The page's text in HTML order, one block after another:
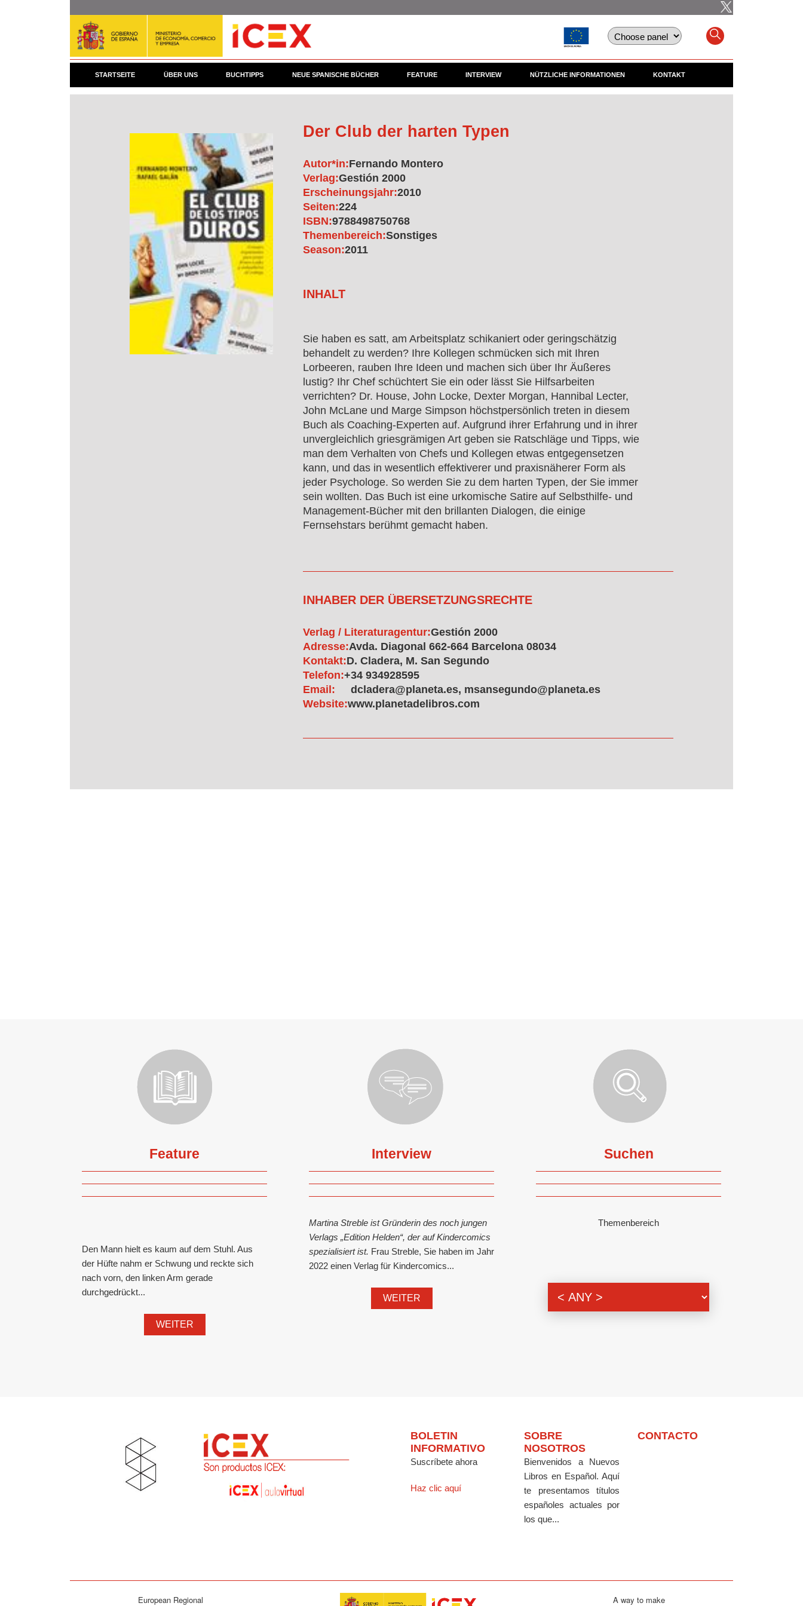
STARTSEITE ÜBER UNS BUCHTIPPS NEUE SPANISCHE BÜCHER FEATURE INTERVIEW NÜTZLICHE INFORMATIONEN KONTAKT
Der Club der harten Typen
Autor*in:Fernando Montero
Verlag:Gestión 2000
Erscheinungsjahr:2010
Seiten:224
ISBN:9788498750768
Themenbereich:Sonstiges
Season:2011
INHALT
Sie haben es satt, am Arbeitsplatz schikaniert oder geringschätzig
behandelt zu werden? Ihre Kollegen schmücken sich mit Ihren
Lorbeeren, rauben Ihre Ideen und machen sich über Ihr Äußeres
lustig? Ihr Chef schüchtert Sie ein oder lässt Sie Hilfsarbeiten
verrichten? Dr. House, John Locke, Dexter Morgan, Hannibal Lecter,
John McLane und Marge Simpson höchstpersönlich treten in diesem
Buch als Coaching-Experten auf. Aufgrund ihrer Erfahrung und in ihrer
unvergleichlich griesgrämigen Art geben sie Ratschläge und Tipps, wie
man dem Verhalten von Chefs und Kollegen etwas entgegensetzen
kann, und das in wesentlich effektiverer und praxisnäherer Form als
jeder Psychologe. So werden Sie zu dem harten Typen, der Sie immer
sein wollten. Das Buch ist eine urkomische Satire auf Selbsthilfe- und
Management-Bücher mit den brillanten Dialogen, die einige
Fernsehstars berühmt gemacht haben.
INHABER DER ÜBERSETZUNGSRECHTE
Verlag / Literaturagentur:Gestión 2000
Adresse:Avda. Diagonal 662-664 Barcelona 08034
Kontakt:D. Cladera, M. San Segundo
Telefon:+34 934928595
Email:
dcladera@planeta.es, msansegundo@planeta.es
Website:www.planetadelibros.com
Feature
Den Mann hielt es kaum auf dem Stuhl. Aus
der Hüfte nahm er Schwung und reckte sich
nach vorn, den linken Arm gerade
durchgedrückt...
WEITER
Interview
Martina Streble ist Gründerin des noch jungen
Verlags „Edition Helden“, der auf Kindercomics
spezialisiert ist. Frau Streble, Sie haben im Jahr
2022 einen Verlag für Kindercomics...
WEITER
Suchen
Themenbereich
BOLETIN
INFORMATIVO
Suscríbete ahora
Haz clic aquí
SOBRE
NOSOTROS
Bienvenidos a Nuevos
Libros en Español. Aquí
te presentamos títulos
españoles actuales por
los que...
CONTACTO
European Regional A way to make